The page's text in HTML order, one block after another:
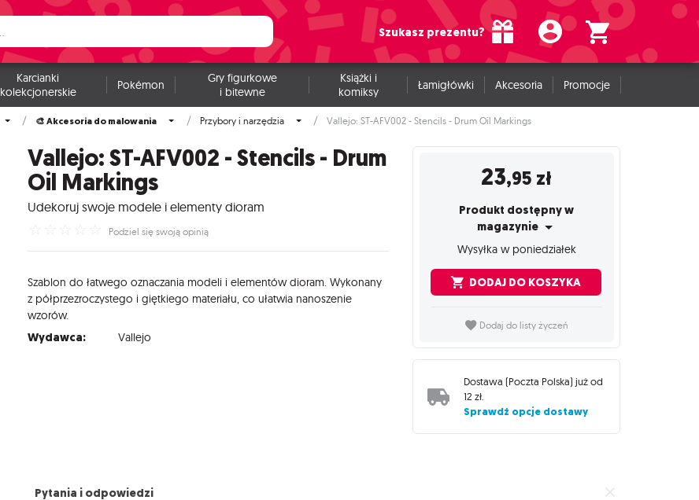
Szukasz prezentu?
Karcianki
kolekcjonerskie
Pokémon
Gry figurkowe
i bitewne
Książki i
komiksy
Łamigłówki Akcesoria Promocje
🎨 Akcesoria do malowania Przybory i narzędzia Vallejo: ST-AFV002 - Stencils - Drum Oil Markings
Vallejo: ST-AFV002 - Stencils - Drum
Oil Markings
Udekoruj swoje modele i elementy dioram
Podziel się swoją opinią
Szablon do łatwego oznaczania modeli i elementów dioram. Wykonany
z półprzezroczystego i giętkiego materiału, co ułatwia nanoszenie
wzorów.
Wydawca: Vallejo
23,95 zł
Produkt dostępny w
magazynie
Wysyłka w poniedziałek
DODAJ DO KOSZYKA
Dodaj do listy życzeń
Dostawa (Poczta Polska) już od
12 zł.
Sprawdź opcje dostawy
Pytania i odpowiedzi